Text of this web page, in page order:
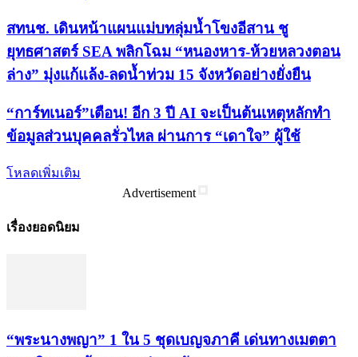
สทนช. เดินหน้าแผนแม่บทลุ่มน้ำโขงอีสาน ชู
ยุทธศาสตร์ SEA พลิกโฉม “หนองหาร-ห้วยหลวงตอน
ล่าง” มุ่งแก้แล้ง-ลดน้ำท่วม 15 จังหวัดอย่างยั่งยืน
“การ์ทเนอร์”เตือน! อีก 3 ปี AI จะเป็นต้นเหตุหลักทำ
ข้อมูลส่วนบุคคลรั่วไหล ผ่านการ “เดาใจ” ผู้ใช้
โหลดเพิ่มเติม
Advertisement
เรื่องยอดนิยม
“พระ​นาง​พญา” 1 ใน 5​ ชุดเบญจ​ภาคี​ เด่นทางเมตตา​